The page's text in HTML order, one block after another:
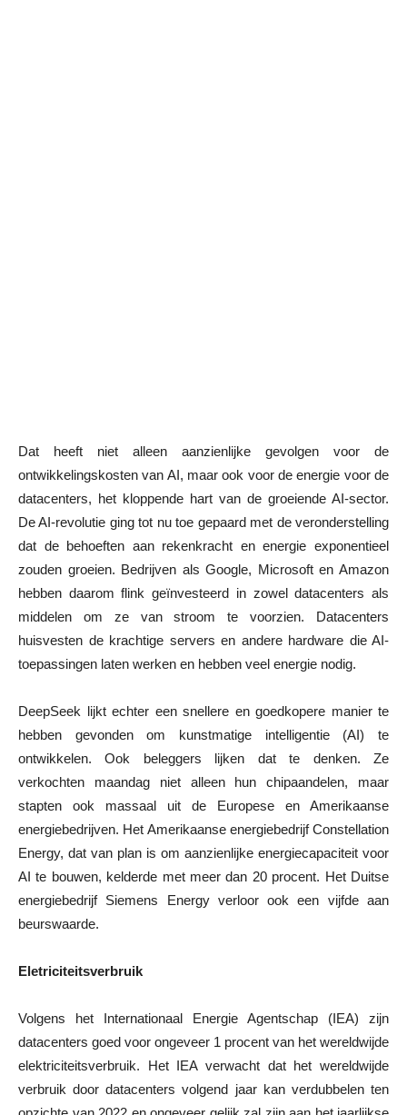
Dat heeft niet alleen aanzienlijke gevolgen voor de
ontwikkelingskosten van AI, maar ook voor de energie voor de
datacenters, het kloppende hart van de groeiende AI-sector.
De AI-revolutie ging tot nu toe gepaard met de veronderstelling
dat de behoeften aan rekenkracht en energie exponentieel
zouden groeien. Bedrijven als Google, Microsoft en Amazon
hebben daarom flink geïnvesteerd in zowel datacenters als
middelen om ze van stroom te voorzien. Datacenters
huisvesten de krachtige servers en andere hardware die AI-
toepassingen laten werken en hebben veel energie nodig.
DeepSeek lijkt echter een snellere en goedkopere manier te
hebben gevonden om kunstmatige intelligentie (AI) te
ontwikkelen. Ook beleggers lijken dat te denken. Ze
verkochten maandag niet alleen hun chipaandelen, maar
stapten ook massaal uit de Europese en Amerikaanse
energiebedrijven. Het Amerikaanse energiebedrijf Constellation
Energy, dat van plan is om aanzienlijke energiecapaciteit voor
AI te bouwen, kelderde met meer dan 20 procent. Het Duitse
energiebedrijf Siemens Energy verloor ook een vijfde aan
beurswaarde.
Eletriciteitsverbruik
Volgens het Internationaal Energie Agentschap (IEA) zijn
datacenters goed voor ongeveer 1 procent van het wereldwijde
elektriciteitsverbruik. Het IEA verwacht dat het wereldwijde
verbruik door datacenters volgend jaar kan verdubbelen ten